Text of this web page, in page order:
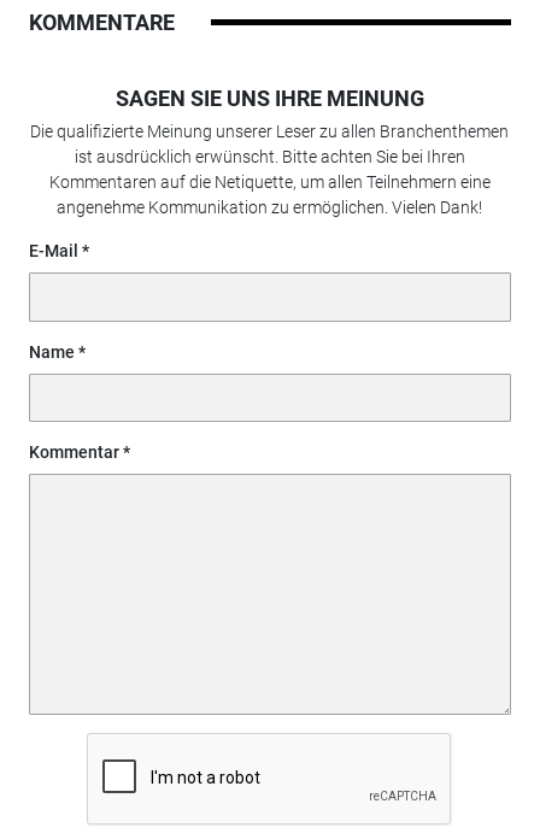
KOMMENTARE
SAGEN SIE UNS IHRE MEINUNG
Die qualifizierte Meinung unserer Leser zu allen Branchenthemen
ist ausdrücklich erwünscht. Bitte achten Sie bei Ihren
Kommentaren auf die Netiquette, um allen Teilnehmern eine
angenehme Kommunikation zu ermöglichen. Vielen Dank!
E-Mail
Name
Kommentar